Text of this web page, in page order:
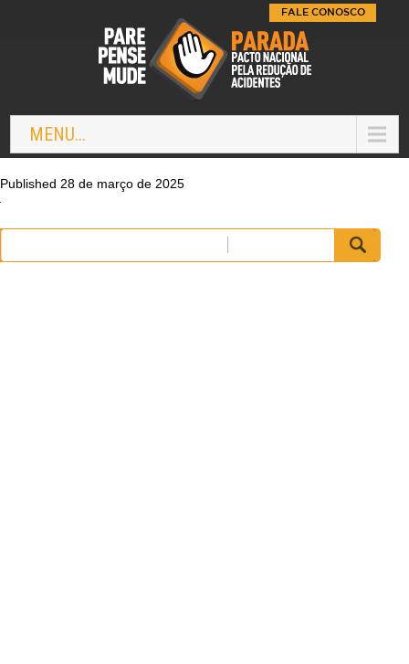
MENU...
FALE CONOSCO
Published 28 de março de 2025
Pesquisar
por: